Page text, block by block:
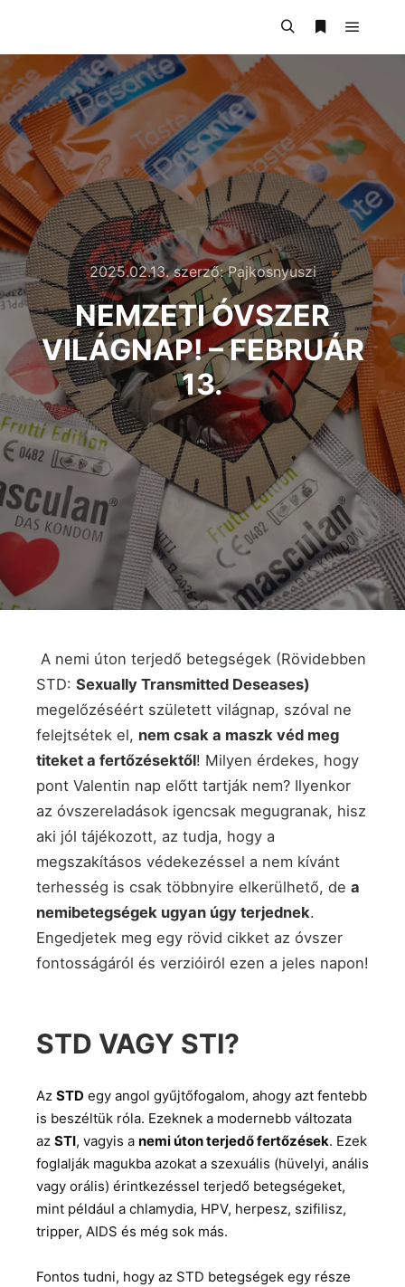
2025.02.13.szerző:Pajkosnyuszi
NEMZETI ÓVSZER
VILÁGNAP! – FEBRUÁR
13.
A nemi úton terjedő betegségek (Rövidebben
STD: Sexually Transmitted Deseases)
megelőzéséért született világnap, szóval ne
felejtsétek el, nem csak a maszk véd meg
titeket a fertőzésektől! Milyen érdekes, hogy
pont Valentin nap előtt tartják nem? Ilyenkor
az óvszereladások igencsak megugranak, hisz
aki jól tájékozott, az tudja, hogy a
megszakításos védekezéssel a nem kívánt
terhesség is csak többnyire elkerülhető, de a
nemibetegségek ugyan úgy terjednek.
Engedjetek meg egy rövid cikket az óvszer
fontosságáról és verzióiról ezen a jeles napon!
STD VAGY STI?
Az STD egy angol gyűjtőfogalom, ahogy azt fentebb
is beszéltük róla. Ezeknek a modernebb változata
az STI, vagyis a nemi úton terjedő fertőzések. Ezek
foglalják magukba azokat a szexuális (hüvelyi, anális
vagy orális) érintkezéssel terjedő betegségeket,
mint például a chlamydia, HPV, herpesz, szifilisz,
tripper, AIDS és még sok más.
Fontos tudni, hogy az STD betegségek egy része